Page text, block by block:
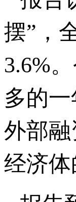
摆”，
3.6%
多的
外部
经济